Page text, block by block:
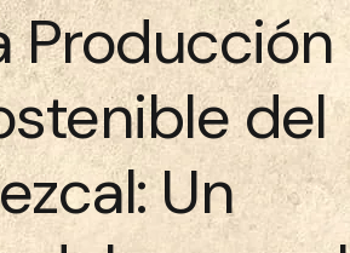
Producción
del
Un